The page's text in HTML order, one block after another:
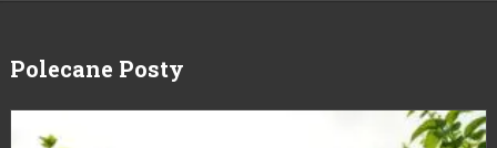
Polecane Posty